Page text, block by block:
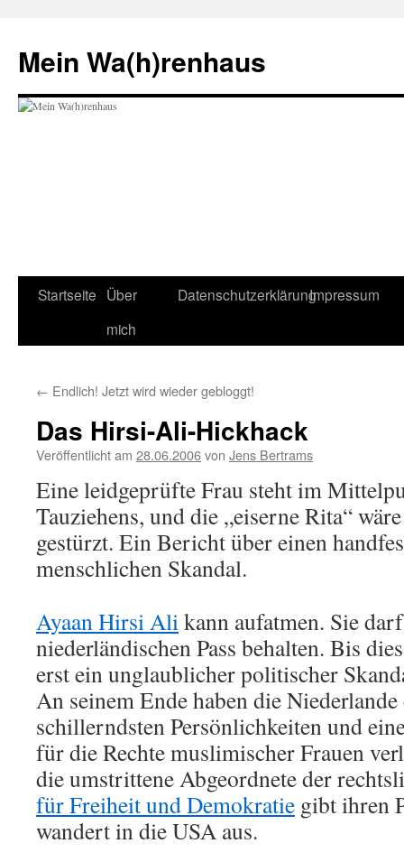
springen
Mein Wa(h)renhaus
Startseite Über
mich
DatenschutzerklärungImpressum
← Endlich! Jetzt wird wieder gebloggt!
Das Hirsi-Ali-Hickhack
Veröffentlicht am 28.06.2006von Jens Bertrams
Eine leidgeprüfte Frau steht im
Tauziehens, und die „eiserne Rita“
gestürzt. Ein Bericht über einen
menschlichen Skandal.
Ayaan Hirsi Alikann aufatmen. Sie
niederländischen Pass behalten. Bis
erst ein unglaublicher politischer
An seinem Ende haben die
schillerndsten Persönlichkeiten und
für die Rechte muslimischer Frauen
die umstrittene Abgeordnete der
für Freiheit und Demokratie gibt ihren
wandert in die USA aus.